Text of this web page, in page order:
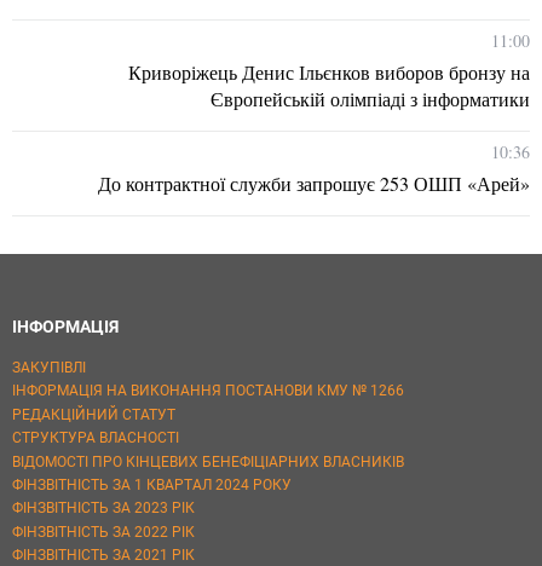
11:00
Криворіжець Денис Ільєнков виборов бронзу на
Європейській олімпіаді з інформатики
10:36
До контрактної служби запрошує 253 ОШП «Арей»
ІНФОРМАЦІЯ
ЗАКУПІВЛІ
ІНФОРМАЦІЯ НА ВИКОНАННЯ ПОСТАНОВИ КМУ № 1266
РЕДАКЦІЙНИЙ СТАТУТ
СТРУКТУРА ВЛАСНОСТІ
ВІДОМОСТІ ПРО КІНЦЕВИХ БЕНЕФІЦІАРНИХ ВЛАСНИКІВ
ФІНЗВІТНІСТЬ ЗА 1 КВАРТАЛ 2024 РОКУ
ФІНЗВІТНІСТЬ ЗА 2023 РІК
ФІНЗВІТНІСТЬ ЗА 2022 РІК
ФІНЗВІТНІСТЬ ЗА 2021 РІК